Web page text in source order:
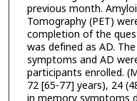
previous month.
Tomography (PET)
completion of the
was defined as AD.
symptoms and AD
participants enrolled.
72 [65-77] years), 24